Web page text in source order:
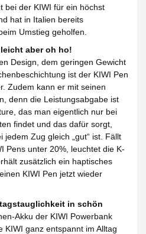
bei der KIWI für ein höchst
hat in Italien bereits
Umstieg geholfen.
aber oh ho!
Design, dem geringen Gewicht
ist der KIWI Pen
Zudem kann er mit seinen
denn die Leistungsabgabe ist
das man eigentlich nur bei
findet und das dafür sorgt,
Zug gleich „gut“ ist. Fällt
Pens unter 20%, leuchtet die K-
zusätzlich ein haptisches
KIWI Pen jetzt wieder
in schön
Akku der KIWI Powerbank
KIWI ganz entspannt im Alltag